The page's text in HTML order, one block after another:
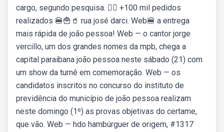
cargo, segundo pesquisa. 👇🏾 +100 mil pedidos
realizados 🍔🍟🥤 rua josé darci. Web🍔 a entrega
mais rápida de joão pessoa! Web — o cantor jorge
vercillo, um dos grandes nomes da mpb, chega a
capital paraibana joão pessoa neste sábado (21) com
um show da turnê em comemoração. Web — os
candidatos inscritos no concurso do instituto de
previdência do município de joão pessoa realizam
neste domingo (1º) as provas objetivas do certame,
que vão. Web — hdo hambúrguer de origem, #1317